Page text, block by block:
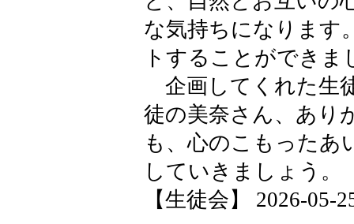
な気持ちになります
トすることができま
企画してくれた生
徒の美奈さん、あり
も、心のこもったあ
していきましょう。
【生徒会】 2026-05-